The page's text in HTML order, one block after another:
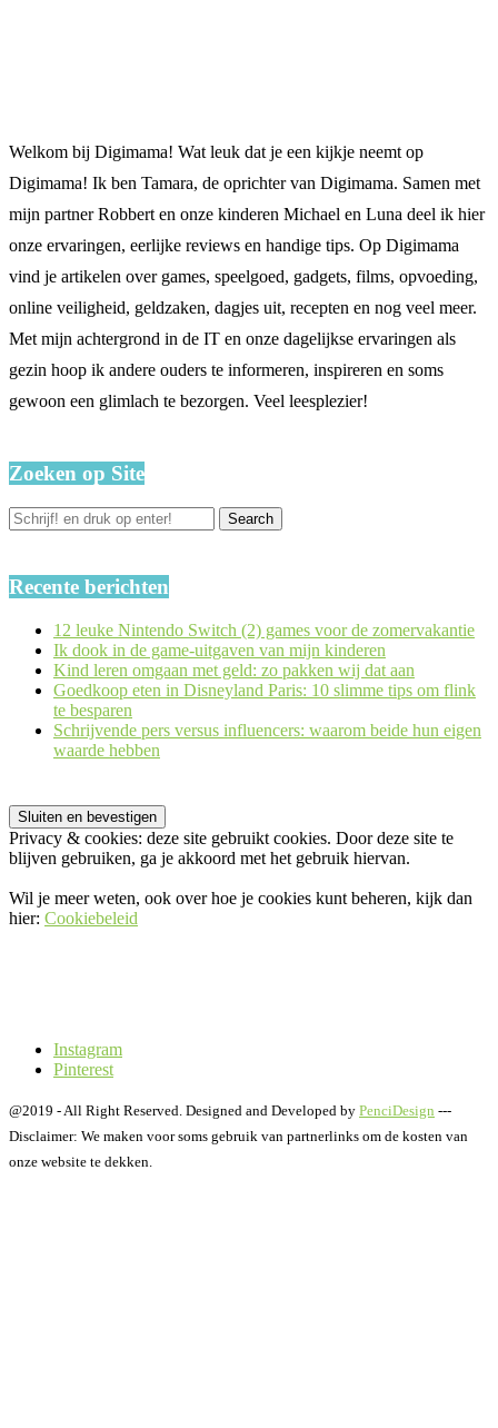
Welkom bij Digimama! Wat leuk dat je een kijkje neemt op
Digimama! Ik ben Tamara, de oprichter van Digimama. Samen met
mijn partner Robbert en onze kinderen Michael en Luna deel ik hier
onze ervaringen, eerlijke reviews en handige tips. Op Digimama
vind je artikelen over games, speelgoed, gadgets, films, opvoeding,
online veiligheid, geldzaken, dagjes uit, recepten en nog veel meer.
Met mijn achtergrond in de IT en onze dagelijkse ervaringen als
gezin hoop ik andere ouders te informeren, inspireren en soms
gewoon een glimlach te bezorgen. Veel leesplezier!
Zoeken op Site
Recente berichten
12 leuke Nintendo Switch (2) games voor de zomervakantie
Ik dook in de game-uitgaven van mijn kinderen
Kind leren omgaan met geld: zo pakken wij dat aan
Goedkoop eten in Disneyland Paris: 10 slimme tips om flink
te besparen
Schrijvende pers versus influencers: waarom beide hun eigen
waarde hebben
Privacy & cookies: deze site gebruikt cookies. Door deze site te
blijven gebruiken, ga je akkoord met het gebruik hiervan.
Wil je meer weten, ook over hoe je cookies kunt beheren, kijk dan
hier: Cookiebeleid
Instagram
Pinterest
@2019 - All Right Reserved. Designed and Developed by PenciDesign ---
Disclaimer: We maken voor soms gebruik van partnerlinks om de kosten van
onze website te dekken.